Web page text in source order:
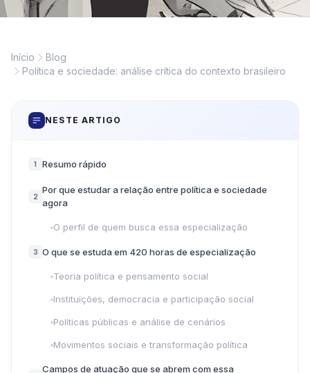
Início
Blog
Política e sociedade: análise crítica do contexto brasileiro
NESTE ARTIGO
1 Resumo rápido
2
Por que estudar a relação entre política e sociedade
agora
O perfil de quem busca essa especialização
3 O que se estuda em 420 horas de especialização
Teoria política e pensamento social
Instituições, democracia e participação social
Políticas públicas e análise de cenários
Movimentos sociais e transformação política
Campos de atuação que se abrem com essa